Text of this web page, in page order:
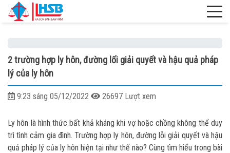
2 trường hợp ly hôn, đường lối giải quyết và hậu quả pháp
lý của ly hôn
9:23 sáng 05/12/2022 26697 Lượt xem
Ly hôn là hình thức bất khả kháng khi vợ hoặc chồng không thể duy
trì tình cảm gia đình. Trường hợp ly hôn, đường lỗi giải quyết và hậu
quả pháp lý của ly hôn hiện tại như thế nào? Cùng tìm hiểu trong bài